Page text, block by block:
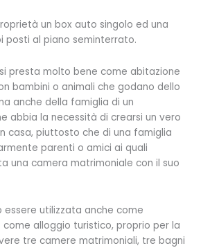
un box auto singolo ed una
posti al piano seminterrato.
presta molto bene come abitazione
bambini o animali che godano dello
anche della famiglia di un
abbia la necessità di crearsi un vero
casa, piuttosto che di una famiglia
parenti o amici ai quali
una camera matrimoniale con il suo
essere utilizzata anche come
alloggio turistico, proprio per la
tre camere matrimoniali, tre bagni